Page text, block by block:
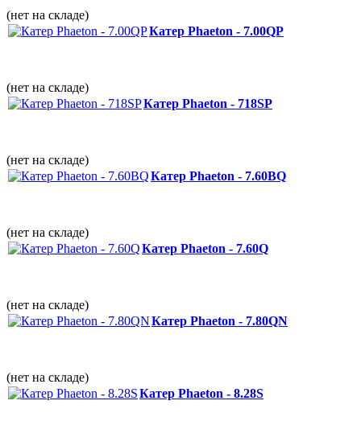
(нет на складе)
Катер Phaeton - 7.00QP
(нет на складе)
Катер Phaeton - 718SP
(нет на складе)
Катер Phaeton - 7.60BQ
(нет на складе)
Катер Phaeton - 7.60Q
(нет на складе)
Катер Phaeton - 7.80QN
(нет на складе)
Катер Phaeton - 8.28S